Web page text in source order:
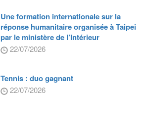
Une formation internationale sur la
réponse humanitaire organisée à Taipei
par le ministère de l’Intérieur
22/07/2026
Tennis : duo gagnant
22/07/2026